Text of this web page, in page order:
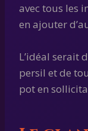
avec tous les
en ajouter
L’idéal serait
persil et de
pot en